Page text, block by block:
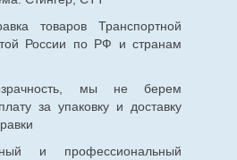
товаров Транспортной
России по РФ и странам
мы не берем
за упаковку и доставку
и профессиональный